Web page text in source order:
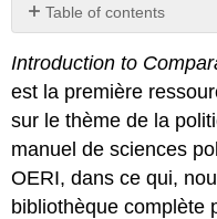
Table of contents
No
Introduction to
est la première
sur le thème de la
manuel de sciences
OERI, dans ce qui,
bibliothèque complète